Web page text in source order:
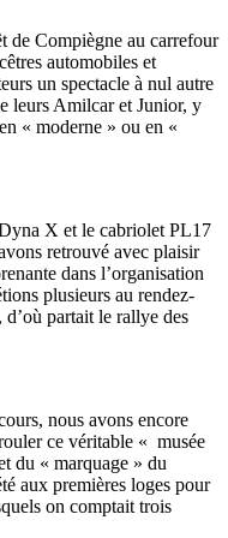
de Compiègne au carrefour
automobiles et
un spectacle à nul autre
leurs Amilcar et Junior, y
« moderne » ou en «
X et le cabriolet PL17
retrouvé avec plaisir
dans l’organisation
plusieurs au rendez-
partait le rallye des
nous avons encore
ce véritable « musée
du « marquage » du
aux premières loges pour
on comptait trois